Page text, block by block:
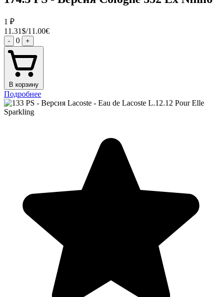
1 ₽
11.31$/11.00€
- 0 +
В корзину
Подробнее